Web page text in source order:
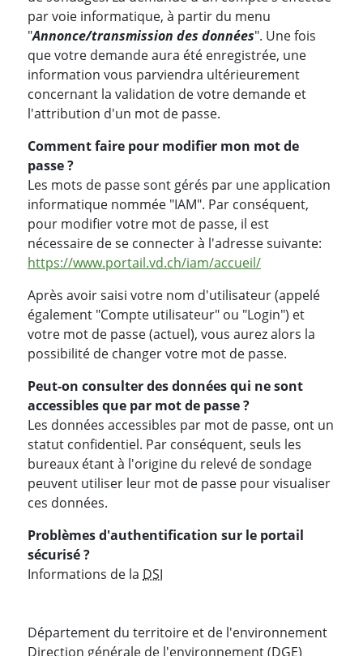
par voie informatique, à partir du menu
"Annonce/transmission des données". Une fois
que votre demande aura été enregistrée, une
information vous parviendra ultérieurement
concernant la validation de votre demande et
l'attribution d'un mot de passe.
Comment faire pour modifier mon mot de
passe ?
Les mots de passe sont gérés par une application
informatique nommée "IAM". Par conséquent,
pour modifier votre mot de passe, il est
nécessaire de se connecter à l'adresse suivante:
https://www.portail.vd.ch/iam/accueil/
Après avoir saisi votre nom d'utilisateur (appelé
également "Compte utilisateur" ou "Login") et
votre mot de passe (actuel), vous aurez alors la
possibilité de changer votre mot de passe.
Peut-on consulter des données qui ne sont
accessibles que par mot de passe ?
Les données accessibles par mot de passe, ont un
statut confidentiel. Par conséquent, seuls les
bureaux étant à l'origine du relevé de sondage
peuvent utiliser leur mot de passe pour visualiser
ces données.
Problèmes d'authentification sur le portail
sécurisé ?
Informations de la DSI
Département du territoire et de l'environnement
Direction générale de l'environnement (DGE)